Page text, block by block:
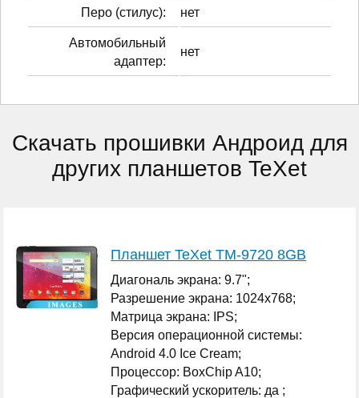
Перо (стилус): нет
Автомобильный
адаптер:
нет
Скачать прошивки Андроид для
других планшетов TeXet
Планшет TeXet TM-9720 8GB
Диагональ экрана: 9.7";
Разрешение экрана: 1024x768;
Матрица экрана: IPS;
Версия операционной системы:
Android 4.0 Ice Cream;
Процессор: BoxChip A10;
Графический ускоритель: да ;